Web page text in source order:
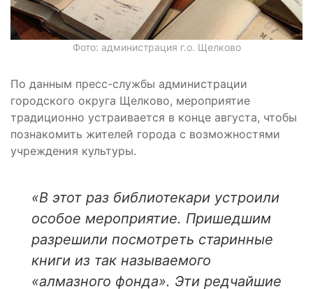
Фото: администрация г.о. Щелково
По данным пресс-службы администрации
городского округа Щелково, мероприятие
традиционно устраивается в конце августа, чтобы
познакомить жителей города с возможностями
учреждения культуры.
«В этот раз библиотекари устроили
особое мероприятие. Пришедшим
разрешили посмотреть старинные
книги из так называемого
«алмазного фонда». Эти редчайшие